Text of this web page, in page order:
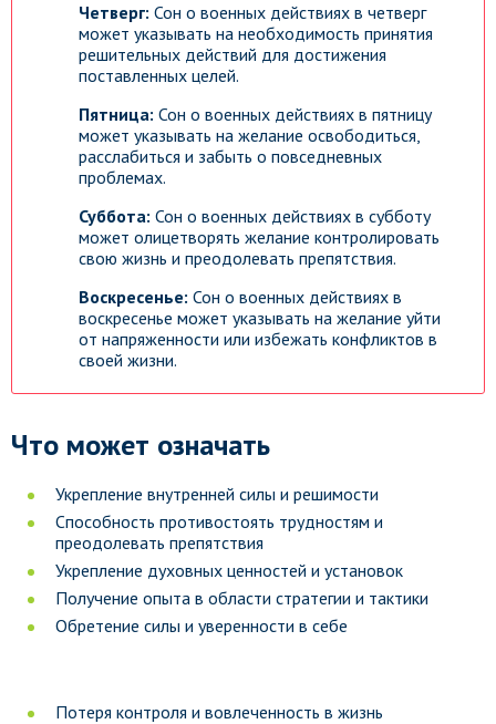
Четверг: Сон о военных действиях в четверг
может указывать на необходимость принятия
решительных действий для достижения
поставленных целей.
Пятница: Сон о военных действиях в пятницу
может указывать на желание освободиться,
расслабиться и забыть о повседневных
проблемах.
Суббота: Сон о военных действиях в субботу
может олицетворять желание контролировать
свою жизнь и преодолевать препятствия.
Воскресенье: Сон о военных действиях в
воскресенье может указывать на желание уйти
от напряженности или избежать конфликтов в
своей жизни.
Что может означать
Укрепление внутренней силы и решимости
Способность противостоять трудностям и
преодолевать препятствия
Укрепление духовных ценностей и установок
Получение опыта в области стратегии и тактики
Обретение силы и уверенности в себе
Потеря контроля и вовлеченность в жизнь